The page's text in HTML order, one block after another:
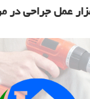
از ۱۲۱ هزار عمل